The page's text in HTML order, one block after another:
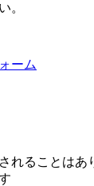
。
れることはあ